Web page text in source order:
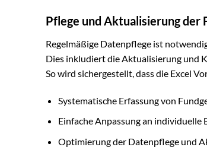
Pflege und Aktualisierung der
Regelmäßige Datenpflege ist
Dies inkludiert die Aktualisierung und
So wird sichergestellt, dass die Excel
Systematische Erfassung von
Einfache Anpassung an individuelle
Optimierung der Datenpflege und